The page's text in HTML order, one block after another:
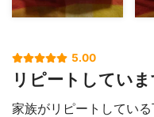
5.00
リピートしていま
家族がリピートしている